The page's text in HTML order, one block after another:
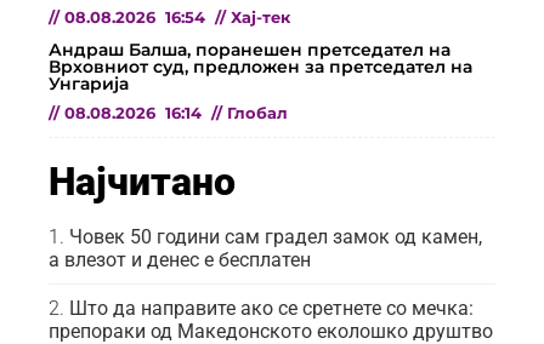
// 08.08.2026 16:54 // Хај-тек
Андраш Балша, поранешен претседател на
Врховниот суд, предложен за претседател на
Унгарија
// 08.08.2026 16:14 // Глобал
Најчитано
Човек 50 години сам градел замок од камен,
а влезот и денес е бесплатен
Што да направите ако се сретнете со мечка:
препораки од Македонското еколошко друштво